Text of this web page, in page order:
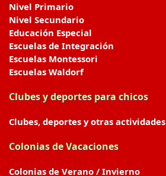
Nivel Primario
Nivel Secundario
Educación Especial
Escuelas de Integración
Escuelas Montessori
Escuelas Waldorf
Clubes y deportes para chicos
Clubes, deportes y otras actividades
Colonias de Vacaciones
Colonias de Verano / Invierno